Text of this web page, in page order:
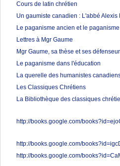
Cours de latin chrétien
Un gaumiste canadien : L'abbé Alexis
Le paganisme ancien et le
Lettres à Mgr Gaume
Mgr Gaume, sa thèse et ses
Le paganisme dans l'éducation
La querelle des humanistes
Les Classiques Chrétiens
La Bibliothèque des classiques
http://books.google.com/
http://books.google.com/
http://books.google.com/